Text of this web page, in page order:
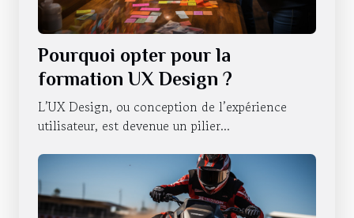
Pourquoi opter pour la
formation UX Design ?
L’UX Design, ou conception de l’expérience
utilisateur, est devenue un pilier...